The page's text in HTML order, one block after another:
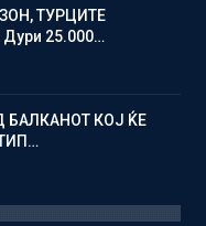
ТУРЦИТЕ
25.000…
БАЛКАНОТ КОЈ ЌЕ